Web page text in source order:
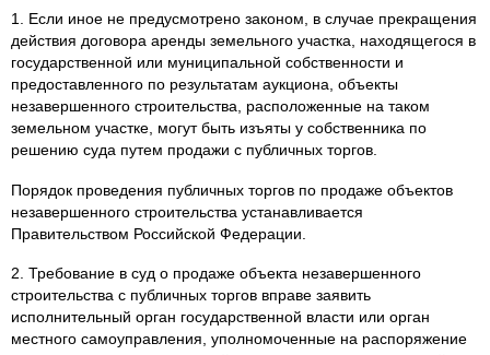
1. Если иное не предусмотрено законом, в случае прекращения
действия договора аренды земельного участка, находящегося в
государственной или муниципальной собственности и
предоставленного по результатам аукциона, объекты
незавершенного строительства, расположенные на таком
земельном участке, могут быть изъяты у собственника по
решению суда путем продажи с публичных торгов.
Порядок проведения публичных торгов по продаже объектов
незавершенного строительства устанавливается
Правительством Российской Федерации.
2. Требование в суд о продаже объекта незавершенного
строительства с публичных торгов вправе заявить
исполнительный орган государственной власти или орган
местного самоуправления, уполномоченные на распоряжение